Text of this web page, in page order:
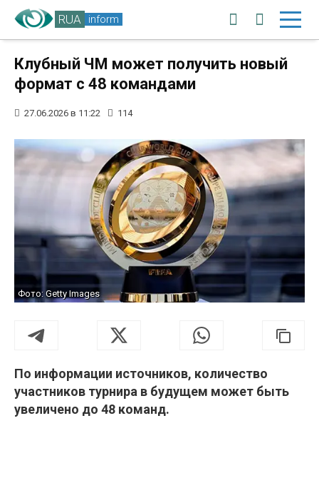
RUA inform
Клубный ЧМ может получить новый
формат с 48 командами
27.06.2026 в 11:22 114
Фото: Getty Images
По информации источников, количество
участников турнира в будущем может быть
увеличено до 48 команд.